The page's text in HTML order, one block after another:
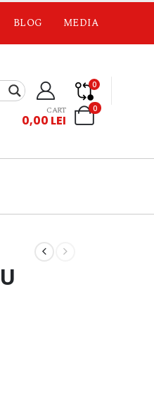
BLOG MEDIA
0
0
CART
0,00 LEI